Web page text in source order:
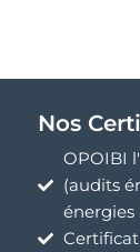
Nos
OPOIBI
(audits
énergies
Certificat